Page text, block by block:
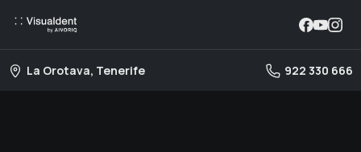
La Orotava, Tenerife 922 330 666